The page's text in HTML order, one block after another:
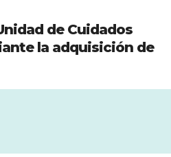
de Cuidados
la adquisición de